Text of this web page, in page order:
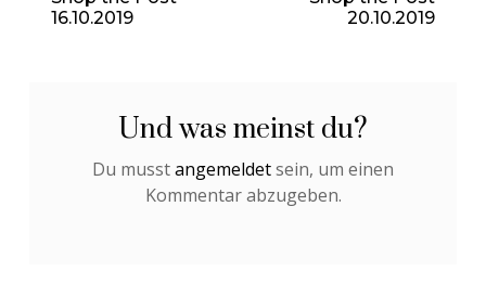
16.10.2019
20.10.2019
Und was meinst du?
Du musstangemeldetsein, um einen
Kommentar abzugeben.